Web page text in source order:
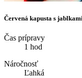
Červená kapusta s
Čas prípravy
1 hod
Náročnosť
Ľahká